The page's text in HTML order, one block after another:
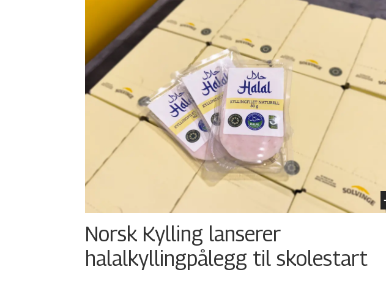
Norsk Kylling lanserer
halalkyllingpålegg til skolestart